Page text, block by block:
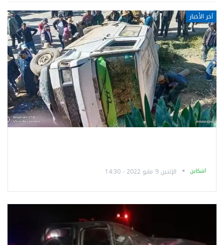
آخر الأخبار
آشكاين الإثنين 9 مايو 2022 - 14:30